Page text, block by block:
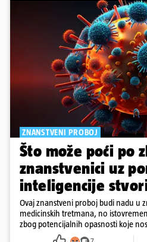
ZNANSTVENI PROBOJ
Što može poći po
znanstvenici uz
inteligencije
Ovaj znanstveni proboj budi nadu u
medicinskih tretmana, no
zbog potencijalnih opasnosti koje
tehnologija.